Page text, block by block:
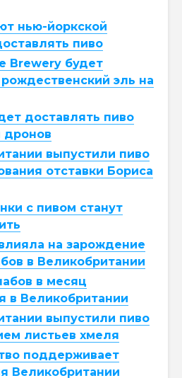
нью-йоркской
пиво
Brewery будет
эль на
доставлять пиво
выпустили пиво
отставки Бориса
с пивом станут
на зарождение
в Великобритании
в месяц
в Великобритании
выпустили пиво
листьев хмеля
поддерживает
Великобритании